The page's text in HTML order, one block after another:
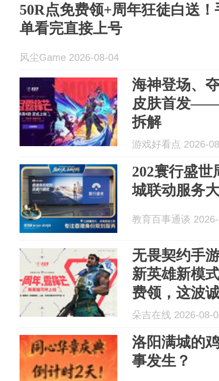
50R点免费领+周年狂徒白送
单看完直接上号
风尘Game 2026-08-04
海神登场、
皮肤首发——
拆解
游戏好看点 2026-
202寰行盛
城联动服务
教育百事通谈
无畏契约手
新英雄新模
费领，这波
朵吉在线 2026-08-
洛阳满城的
事发生？